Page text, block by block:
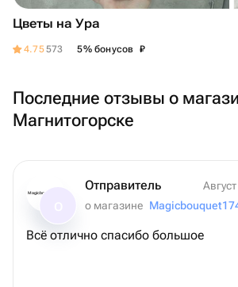
Цветы на Ура
4.75573 5% бонусов ₽
Последние отзывы о
Магнитогорске
Magicbouquet174 Отправитель
о магазине
Всё отлично спасибо большое